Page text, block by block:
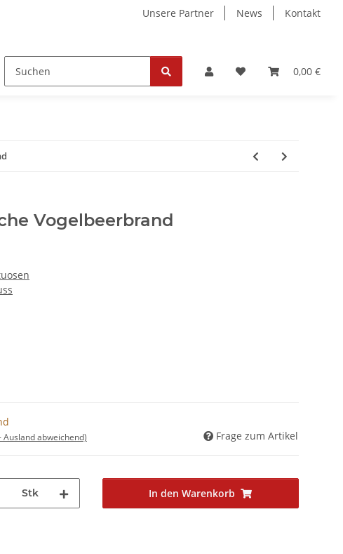
Unsere Partner News Kontakt
0,00 €
Heimatkollektion
Vogelbeerbrand
Ausland abweichend) Frage zum Artikel
Stk In den Warenkorb